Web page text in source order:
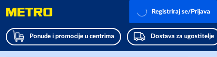
Ponude i promocije u centrima Dostava za ugostitelje
Registriraj se/Prijava